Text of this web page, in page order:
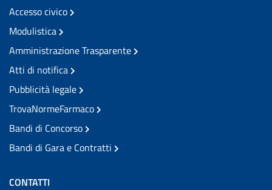
Accesso civico
Modulistica
Amministrazione Trasparente
Atti di notifica
Pubblicità legale
TrovaNormeFarmaco
Bandi di Concorso
Bandi di Gara e Contratti
CONTATTI